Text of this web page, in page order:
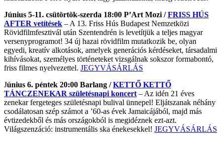
Június 5-11. csütörtök-szerda 18:00 P’Art Mozi /FRISS HÚS
AFTER vetítések – A 13. Friss Hús Budapest Nemzetközi
Rövidfilmfesztivál után Szentendrén is levetítjük a teljes magyar
versenyprogramot! 34 új hazai rövidfilm mutatkozik be, olyan
egyedi, kreatív alkotások, amelyek generációs kérdéseket, társadalmi
kihívásokat, személyes történeteket vizsgálnak sokszor formabontó,
friss filmes nyelvezettel. JEGYVÁSÁRLÁS
Június 6. péntek 20:00 Barlang /KETTŐ KETTŐ
TÁNCZENEKAR születésnapi koncert – Az idén 21 éves
zenekar fergeteges születésnapi bulival ünnepel! Eljátszanak néhány
csodálatosan szép számot a ’60-as évek Jamaicájából, majd más
évtizedekből és más országokból is megidéznek ezt-azt.
Világszenzáció: instrumentális ska énekesekkel! JEGYVÁSÁRLÁS